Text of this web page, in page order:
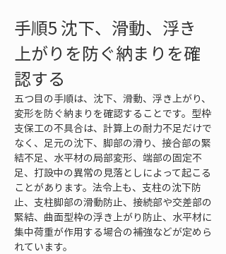
手順5 沈下、滑動、浮き
上がりを防ぐ納まりを確
認する
五つ目の手順は、沈下、滑動、浮き上がり、
変形を防ぐ納まりを確認することです。型枠
支保工の不具合は、計算上の耐力不足だけで
なく、足元の沈下、脚部の滑り、接合部の緊
結不足、水平材の局部変形、端部の固定不
足、打設中の異常の見落としによって起こる
ことがあります。法令上も、支柱の沈下防
止、支柱脚部の滑動防止、接続部や交差部の
緊結、曲面型枠の浮き上がり防止、水平材に
集中荷重が作用する場合の補強などが定めら
れています。